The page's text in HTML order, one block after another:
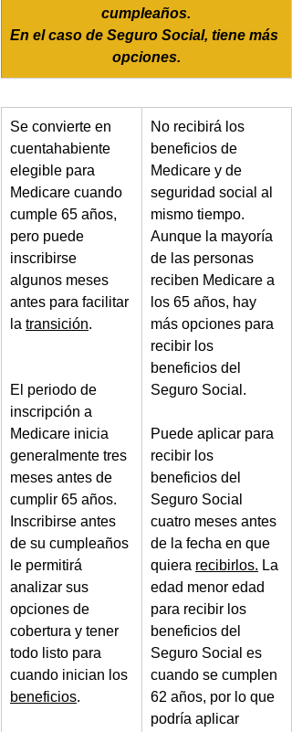
cumpleaños.
En el caso de Seguro Social, tiene más
opciones.
Se convierte en
cuentahabiente
elegible para
Medicare cuando
cumple 65 años,
pero puede
inscribirse
algunos meses
antes para facilitar
la transición.
El periodo de
inscripción a
Medicare inicia
generalmente tres
meses antes de
cumplir 65 años.
Inscribirse antes
de su cumpleaños
le permitirá
analizar sus
opciones de
cobertura y tener
todo listo para
cuando inician los
beneficios.
No recibirá los
beneficios de
Medicare y de
seguridad social al
mismo tiempo.
Aunque la mayoría
de las personas
reciben Medicare a
los 65 años, hay
más opciones para
recibir los
beneficios del
Seguro Social.
Puede aplicar para
recibir los
beneficios del
Seguro Social
cuatro meses antes
de la fecha en que
quiera recibirlos. La
edad menor edad
para recibir los
beneficios del
Seguro Social es
cuando se cumplen
62 años, por lo que
podría aplicar